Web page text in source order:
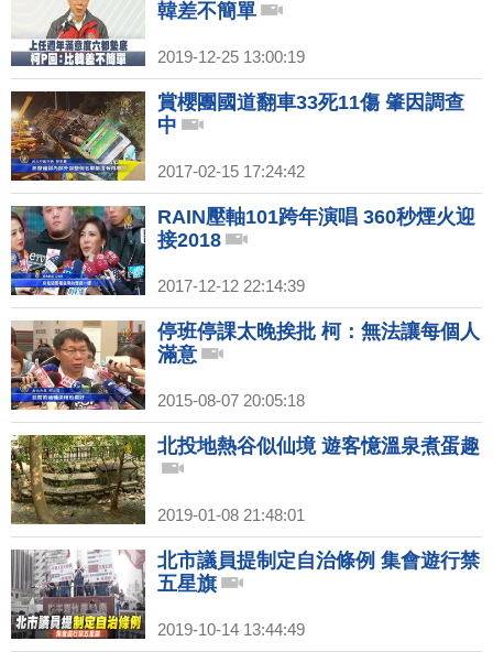
韓差不簡單
2019-12-25 13:00:19
賞櫻團國道翻車33死11傷 肇因調查
中
2017-02-15 17:24:42
RAIN壓軸101跨年演唱 360秒煙火迎
接2018
2017-12-12 22:14:39
停班停課太晚挨批 柯：無法讓每個人
滿意
2015-08-07 20:05:18
北投地熱谷似仙境 遊客憶溫泉煮蛋趣
2019-01-08 21:48:01
北市議員提制定自治條例 集會遊行禁
五星旗
2019-10-14 13:44:49